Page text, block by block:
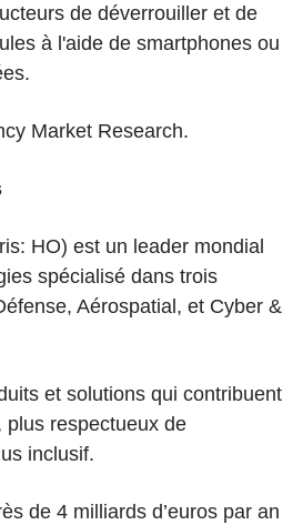
de déverrouiller et de
à l'aide de smartphones ou
Market Research.
HO) est un leader mondial
spécialisé dans trois
Aérospatial, et Cyber &
et solutions qui contribuent
plus respectueux de
inclusif.
de 4 milliards d’euros par an